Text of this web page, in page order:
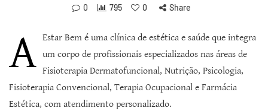
0
795 0 Share
A Estar Bem é uma clínica de estética e saúde que integra
um corpo de profissionais especializados nas áreas de
Fisioterapia Dermatofuncional, Nutrição, Psicologia,
Fisioterapia Convencional, Terapia Ocupacional e Farmácia
Estética, com atendimento personalizado.